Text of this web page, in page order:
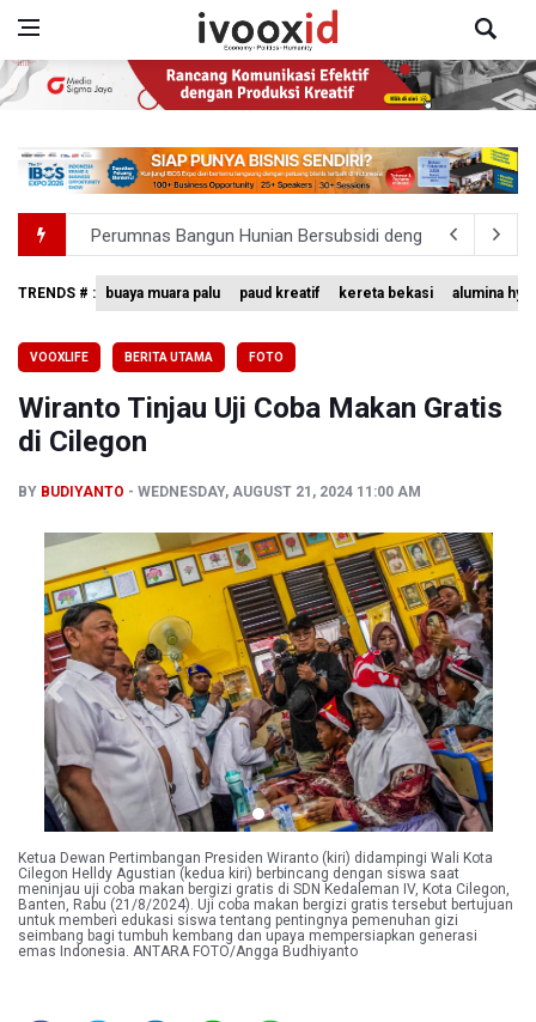
Perumnas Bangun Hunian Bersubsidi dengan Konsep
Bank Indonesia Sebut Cadangan Devisa Akhir Juli
Pendakian Gunung Gede Pangrango Ditutup karena
Menkomdigi Sebut Kehadiran AI Factory Perkuat Posisi
TRENDS # : buaya muara palu paud kreatif kereta bekasi alumina
VOOXLIFE BERITA UTAMA FOTO
Wiranto Tinjau Uji Coba Makan Gratis
di Cilegon
BY BUDIYANTO WEDNESDAY, AUGUST 21, 2024 11:00 AM
Previous Next
Ketua Dewan Pertimbangan Presiden Wiranto (kiri) didampingi Wali Kota
Cilegon Helldy Agustian (kedua kiri) berbincang dengan siswa saat
meninjau uji coba makan bergizi gratis di SDN Kedaleman IV, Kota Cilegon,
Banten, Rabu (21/8/2024). Uji coba makan bergizi gratis tersebut bertujuan
untuk memberi edukasi siswa tentang pentingnya pemenuhan gizi
seimbang bagi tumbuh kembang dan upaya mempersiapkan generasi
emas Indonesia. ANTARA FOTO/Angga Budhiyanto